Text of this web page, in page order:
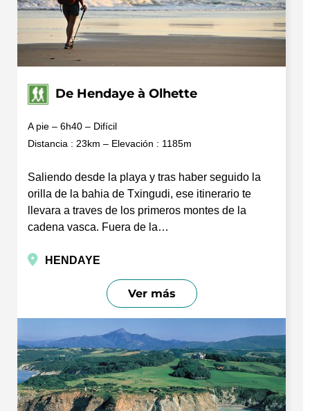
De Hendaye à Olhette
A pie – 6h40 – Difícil
Distancia : 23km – Elevación : 1185m
Saliendo desde la playa y tras haber seguido la
orilla de la bahia de Txingudi, ese itinerario te
llevara a traves de los primeros montes de la
cadena vasca. Fuera de la…
HENDAYE
Ver más